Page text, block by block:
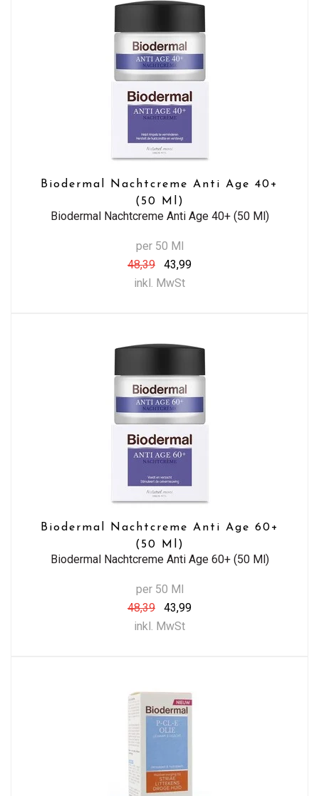
Biodermal Nachtcreme Anti Age 40+
(50 Ml)
Biodermal Nachtcreme Anti Age 40+ (50 Ml)
per 50 Ml
48,39
43,99
inkl. MwSt
Biodermal Nachtcreme Anti Age 60+
(50 Ml)
Biodermal Nachtcreme Anti Age 60+ (50 Ml)
per 50 Ml
48,39
43,99
inkl. MwSt